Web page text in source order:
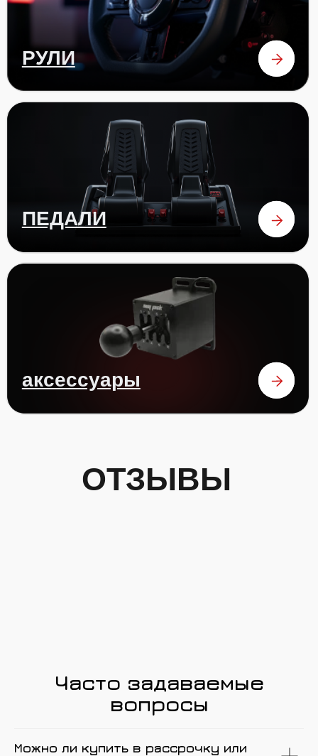
Часто задаваемые
вопросы
Можно ли купить в рассрочку или